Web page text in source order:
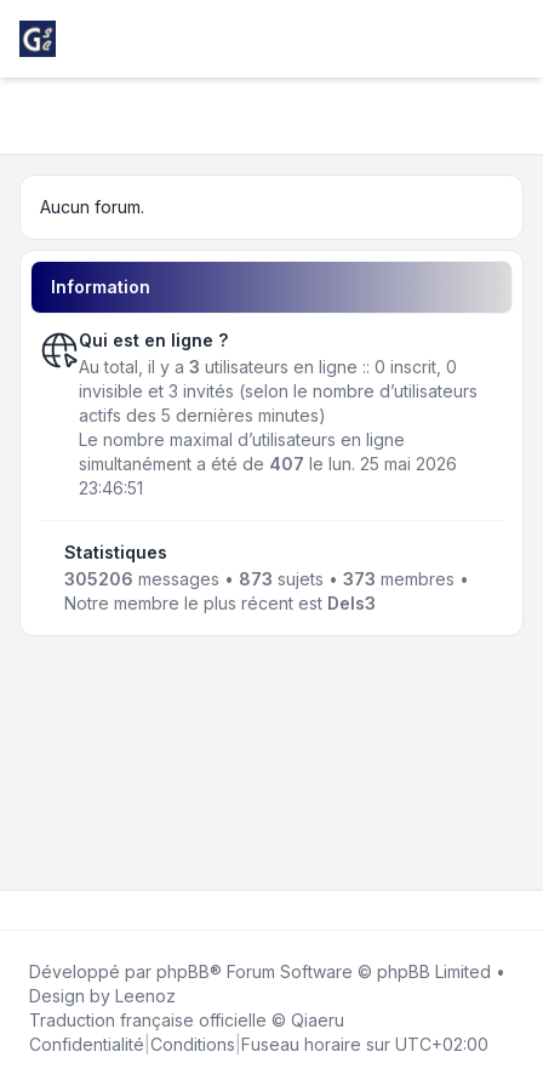
Girondins Social Club
Aucun forum.
Information
Qui est en ligne ?
Au total, il y a 3 utilisateurs en ligne :: 0 inscrit, 0
invisible et 3 invités (selon le nombre d’utilisateurs
actifs des 5 dernières minutes)
Le nombre maximal d’utilisateurs en ligne
simultanément a été de 407 le lun. 25 mai 2026
23:46:51
Statistiques
305206 messages • 873 sujets • 373 membres •
Notre membre le plus récent est Dels3
Développé par phpBB® Forum Software © phpBB Limited •
Design by Leenoz
Traduction française officielle © Qiaeru
Confidentialité Conditions Fuseau horaire sur UTC+02:00